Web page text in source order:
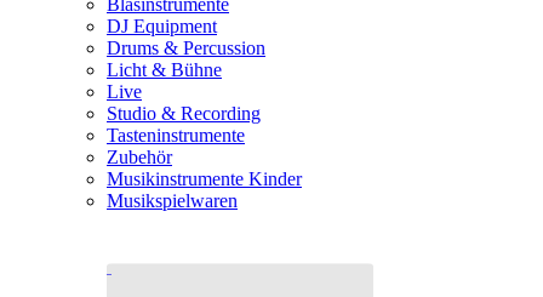
Blasinstrumente
DJ Equipment
Drums & Percussion
Licht & Bühne
Live
Studio & Recording
Tasteninstrumente
Zubehör
Musikinstrumente Kinder
Musikspielwaren